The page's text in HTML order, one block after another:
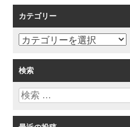
ョ
ン
索
カテゴリー
カ
ゴ
リ
ー
検索
検